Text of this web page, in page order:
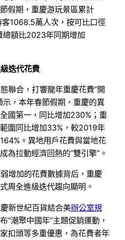
假期，重慶游玩景區累計
客1068.5萬人次，按可比口徑
總額比2023年同期增加
迭代花費
聯合，打響龍年重慶花費“開
示，本年春節假期，重慶的異
國第一，同比增加230%；重
圍同比增加33%，較2019年
。異地用戶花費與當地花
為拉動經濟回熱的“雙引擎”。
增加的花費數據背后，重慶
周全進級迭代趨向顯明。
新世紀百貨結合美辦公室規
“潮聚中國年”主題促銷運動，
扣頭等多重優惠，為花費者年